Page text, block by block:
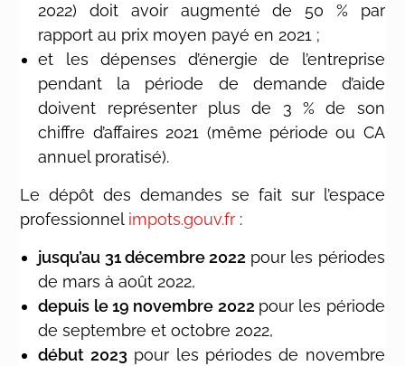
2022) doit avoir augmenté de 50 % par
rapport au prix moyen payé en 2021 ;
et les dépenses d’énergie de l’entreprise
pendant la période de demande d’aide
doivent représenter plus de 3 % de son
chiffre d’affaires 2021 (même période ou CA
annuel proratisé).
Le dépôt des demandes se fait sur l’espace
professionnel impots.gouv.fr :
jusqu’au 31 décembre 2022 pour les périodes
de mars à août 2022,
depuis le 19 novembre 2022 pour les période
de septembre et octobre 2022,
début 2023 pour les périodes de novembre